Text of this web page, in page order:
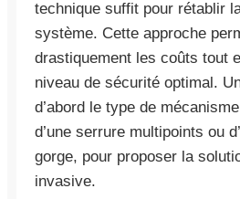
technique suffit pour rétablir
système. Cette approche
drastiquement les coûts tout
niveau de sécurité optimal.
d’abord le type de
d’une serrure multipoints ou
gorge, pour proposer la
invasive.